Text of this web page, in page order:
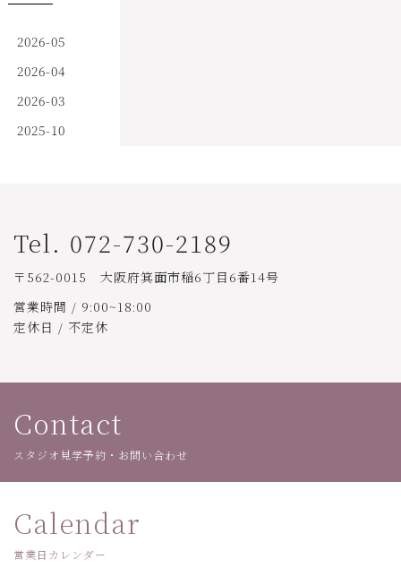
2026-05
2026-04
2026-03
2025-10
Tel. 072-730-2189
〒562-0015 大阪府箕面市稲6丁目6番14号
営業時間 / 9:00~18:00
定休日 / 不定休
Contact
スタジオ見学予約・お問い合わせ
Calendar
営業日カレンダー